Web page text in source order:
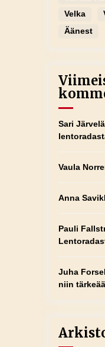
Velka
Äänest
Sari
Vaula
Anna
Pauli
Juha
niin tärkeää